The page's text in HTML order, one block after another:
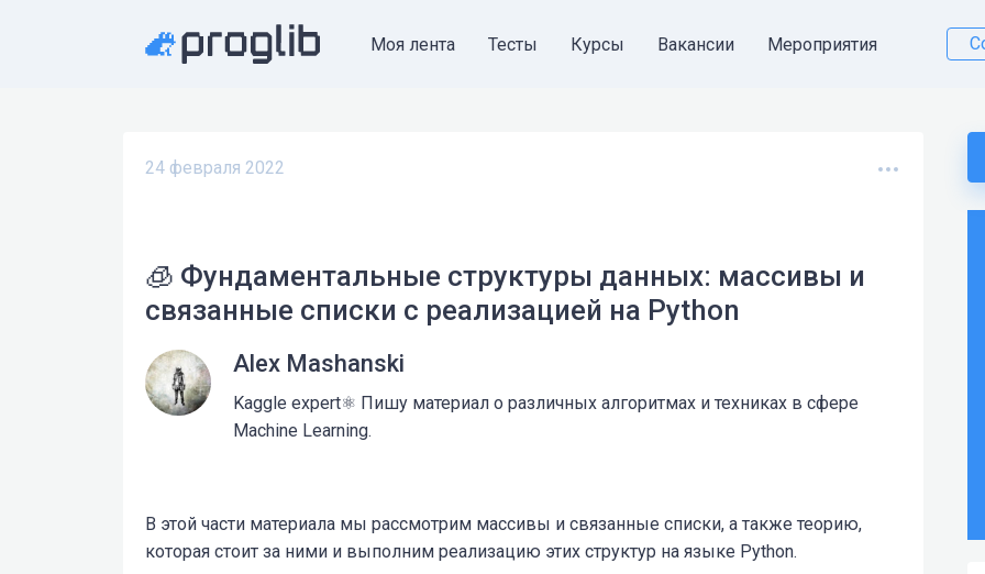
Моя лента Тесты Курсы Вакансии Мероприятия
24 февраля 2022
🧊 Фундаментальные структуры данных: массивы и
связанные списки с реализацией на Python
Alex Mashanski
Kaggle expert⚛️ Пишу материал о различных алгоритмах и техниках в сфере
Machine Learning.
В этой части материала мы рассмотрим массивы и связанные списки, а также теорию,
которая стоит за ними и выполним реализацию этих структур на языке Python.